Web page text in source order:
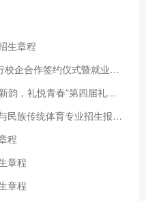
生章程
沈阳理工大学艺术设计学院举行校企合作签约仪式暨就业基地建设项目
内蒙古民族大学管理学院“北疆新韵，礼悦青春”第四届礼仪风采大赛暨迎新晚会圆满落幕
呼和浩特民族学院2024年武术与民族传统体育专业招生报名办法
程
章程
章程